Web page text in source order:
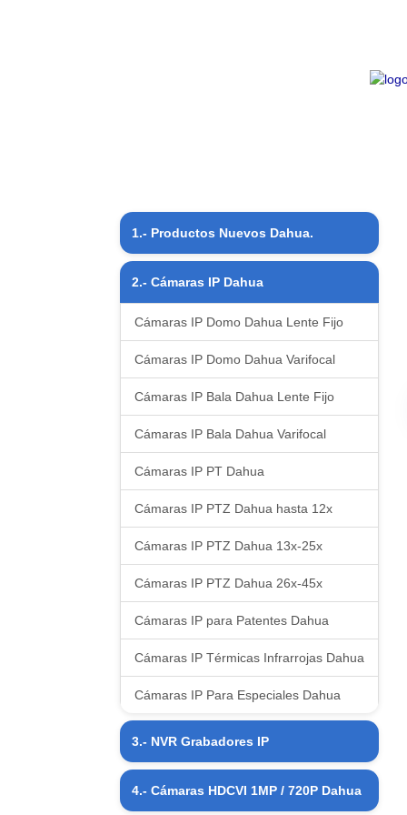
1.- Productos Nuevos Dahua.
2.- Cámaras IP Dahua
Cámaras IP Domo Dahua Lente Fijo
Cámaras IP Domo Dahua Varifocal
Cámaras IP Bala Dahua Lente Fijo
Cámaras IP Bala Dahua Varifocal
Cámaras IP PT Dahua
Cámaras IP PTZ Dahua hasta 12x
Cámaras IP PTZ Dahua 13x-25x
Cámaras IP PTZ Dahua 26x-45x
Cámaras IP para Patentes Dahua
Cámaras IP Térmicas Infrarrojas Dahua
Cámaras IP Para Especiales Dahua
3.- NVR Grabadores IP
4.- Cámaras HDCVI 1MP / 720P Dahua